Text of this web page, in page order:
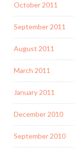
October 2011
September 2011
August 2011
March 2011
January 2011
December 2010
September 2010